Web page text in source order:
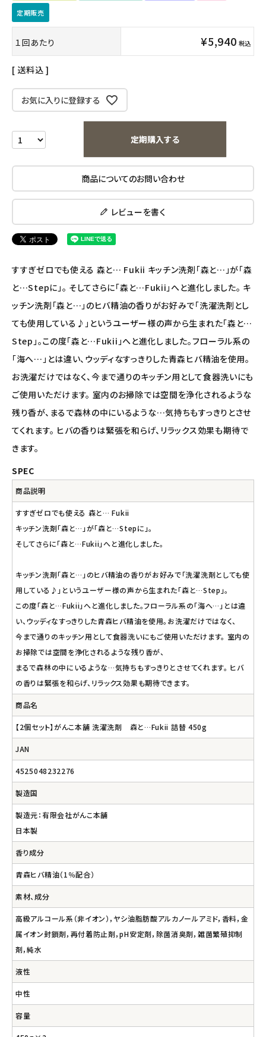
キッチン用品
フード・ドリンク
定期購入
オリジナルブランド
エコメイト
ナチュラプラス
アルマウィン
アルモニベルツ
コラム・スタッフのおすすめ
アカウント情報
ようこそ ゲスト 様
定期販売
１回あたり ¥5,940 税込
送料込
お気に入りに登録する
定期購入する
商品についてのお問い合わせ
レビューを書く
すすぎゼロでも使える 森と… Fukii キッチン洗剤「森と…」が「森
と…Stepに」。 そしてさらに「森と…Fukii」へと進化しました。 キ
ッチン洗剤「森と…」のヒバ精油の香りがお好みで「洗濯洗剤とし
ても使用している♪」というユーザー様の声から生まれた「森と…
Step」。この度「森と…Fukii」へと進化しました。フローラル系の
「海へ…」とは違い、ウッディなすっきりした青森ヒバ精油を使用。
お洗濯だけではなく、今まで通りのキッチン用として食器洗いにも
ご使用いただけます。 室内のお掃除では空間を浄化されるような
残り香が、まるで森林の中にいるような…気持ちもすっきりとさせ
てくれます。 ヒバの香りは緊張を和らげ、リラックス効果も期待で
きます。
SPEC
商品説明
すすぎゼロでも使える 森と… Fukii
キッチン洗剤「森と…」が「森と…Stepに」。
そしてさらに「森と…Fukii」へと進化しました。
キッチン洗剤「森と…」のヒバ精油の香りがお好みで「洗濯洗剤としても使
用している♪」というユーザー様の声から生まれた「森と…Step」。
この度「森と…Fukii」へと進化しました。フローラル系の「海へ…」とは違
い、ウッディなすっきりした青森ヒバ精油を使用。お洗濯だけではなく、
今まで通りのキッチン用として食器洗いにもご使用いただけます。 室内の
お掃除では空間を浄化されるような残り香が、
まるで森林の中にいるような…気持ちもすっきりとさせてくれます。 ヒバ
の香りは緊張を和らげ、リラックス効果も期待できます。
商品名
【2個セット】がんこ本舗 洗濯洗剤 森と…Fukii 詰替 450g
JAN
4525048232276
製造国
製造元：有限会社がんこ本舗
日本製
香り成分
青森ヒバ精油（1％配合）
素材、成分
高級アルコール系（非イオン），ヤシ油脂肪酸アルカノールアミド，香料，金
属イオン封鎖剤，再付着防止剤，pH安定剤，除菌消臭剤，雑菌繁殖抑制
剤，純水
液性
中性
容量